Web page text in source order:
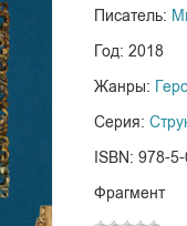
Писатель:
Год: 2018
Жанры:
Серия:
ISBN: 978-
Фрагмент